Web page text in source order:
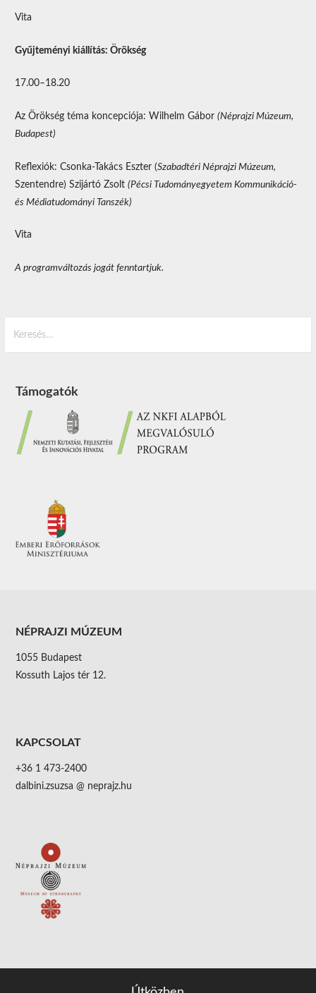
Vita
Gyűjteményi kiállítás: Örökség
17.00–18.20
Az Örökség téma koncepciója: Wilhelm Gábor (Néprajzi Múzeum,
Budapest)
Reflexiók: Csonka-Takács Eszter (Szabadtéri Néprajzi Múzeum,
Szentendre) Szijártó Zsolt (Pécsi Tudományegyetem Kommunikáció-
és Médiatudományi Tanszék)
Vita
A programváltozás jogát fenntartjuk.
Támogatók
NÉPRAJZI MÚZEUM
1055 Budapest
Kossuth Lajos tér 12.
KAPCSOLAT
+36 1 473-2400
dalbini.zsuzsa @ neprajz.hu